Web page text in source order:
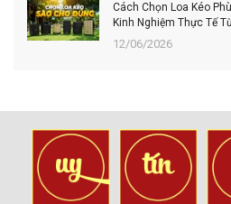
Cách Chọn Loa Kéo
Kinh Nghiệm Thực Tế
12/06/2026